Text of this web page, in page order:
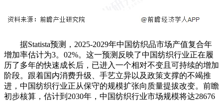
据Statista预测，2025-2029年中国纺织品市场产值复合年
增加率估计为3。02%。这一预测反映了中国纺织行业正在履
历了多年的快速成长后，已进入一个相对不变且可持续的增加
阶段。跟着国内消费升级、手艺立异以及政策支撑的不竭推
进，中国纺织行业正从保守的规模扩张向质量提拔改变。前瞻
初步核算，估计到2030年，中国纺织行业市场规模将达28676